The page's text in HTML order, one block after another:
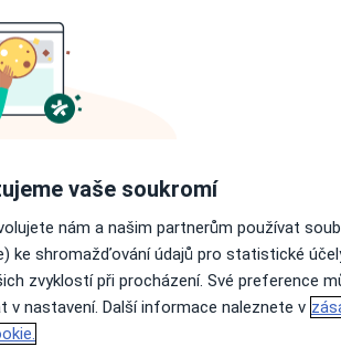
Zubař
7 Srpen
Online rezervace
vaše soukromí
nám a našim partnerům používat
ke shromažďování údajů pro statistické
zvyklostí při procházení. Své preference
v nastavení. Další informace naleznete v